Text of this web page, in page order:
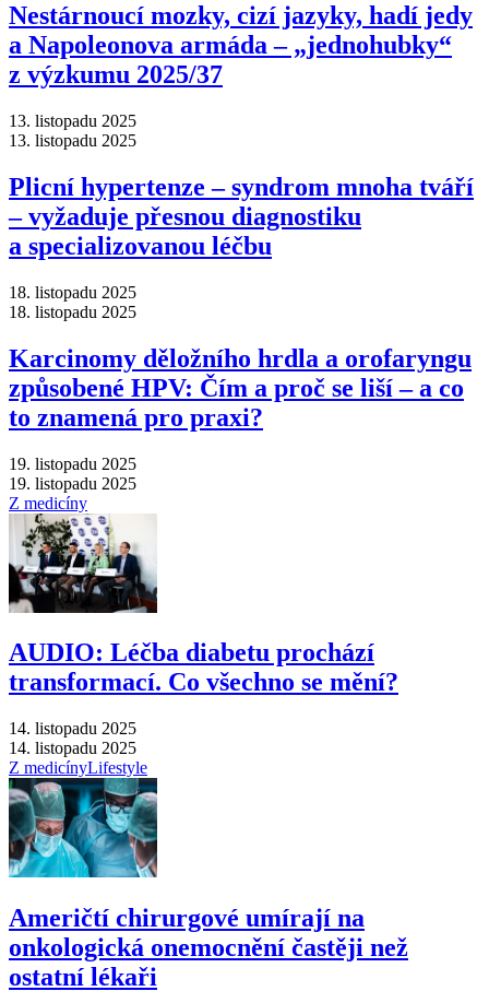
Nestárnoucí mozky, cizí jazyky, hadí jedy
a Napoleonova armáda –⁠ „jednohubky“
z výzkumu 2025/37
13. listopadu 2025
13. listopadu 2025
Plicní hypertenze –⁠ syndrom mnoha tváří
–⁠ vyžaduje přesnou diagnostiku
a specializovanou léčbu
18. listopadu 2025
18. listopadu 2025
Karcinomy děložního hrdla a orofaryngu
způsobené HPV: Čím a proč se liší –⁠ a co
to znamená pro praxi?
19. listopadu 2025
19. listopadu 2025
Z medicíny
AUDIO: Léčba diabetu prochází
transformací. Co všechno se mění?
14. listopadu 2025
14. listopadu 2025
Z medicínyLifestyle
Američtí chirurgové umírají na
onkologická onemocnění častěji než
ostatní lékaři